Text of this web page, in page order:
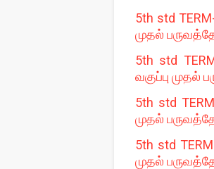
5th std
முதல்
5th std
வகுப்பு முதல்
5th std
முதல்
5th std
முதல்